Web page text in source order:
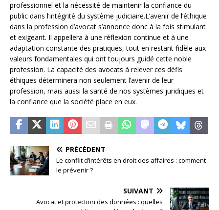
professionnel et la nécessité de maintenir la confiance du
public dans l’intégrité du système judiciaire.L’avenir de l’éthique
dans la profession d’avocat s’annonce donc à la fois stimulant
et exigeant. Il appellera à une réflexion continue et à une
adaptation constante des pratiques, tout en restant fidèle aux
valeurs fondamentales qui ont toujours guidé cette noble
profession. La capacité des avocats à relever ces défis
éthiques déterminera non seulement l’avenir de leur
profession, mais aussi la santé de nos systèmes juridiques et
la confiance que la société place en eux.
PRÉCÉDENT
Le conflit d’intérêts en droit des affaires : comment
le prévenir ?
SUIVANT
Avocat et protection des données : quelles